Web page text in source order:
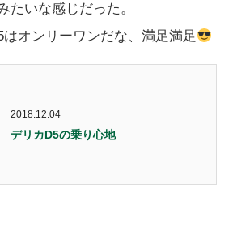
たいな感じだった。
オンリーワンだな、満足満足
2018.12.04
デリカD5の乗り心地